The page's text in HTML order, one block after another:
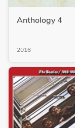
Anthology 4
2016